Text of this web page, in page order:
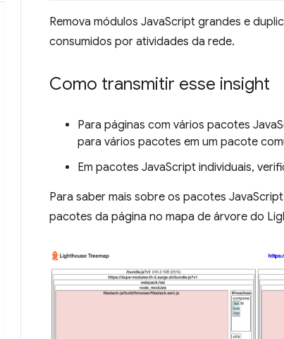
Remova módulos JavaScript grandes e
consumidos por atividades da rede.
Como transmitir esse insight
Para páginas com vários pacotes
para vários pacotes em um pacote
Em pacotes JavaScript individuais,
Para saber mais sobre os pacotes
pacotes da página no mapa de árvore do